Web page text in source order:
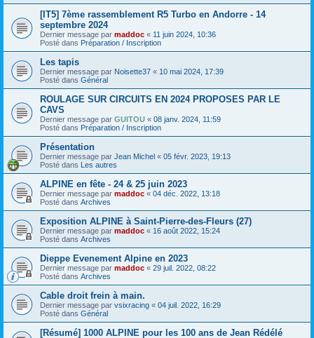
[IT5] 7ème rassemblement R5 Turbo en Andorre - 14
septembre 2024
Dernier message par maddoc « 11 juin 2024, 10:36
Posté dans Préparation / Inscription
Les tapis
Dernier message par Noisette37 « 10 mai 2024, 17:39
Posté dans Général
ROULAGE SUR CIRCUITS EN 2024 PROPOSES PAR LE
CAVS
Dernier message par GUITOU « 08 janv. 2024, 11:59
Posté dans Préparation / Inscription
Présentation
Dernier message par Jean Michel « 05 févr. 2023, 19:13
Posté dans Les autres
ALPINE en fête - 24 & 25 juin 2023
Dernier message par maddoc « 04 déc. 2022, 13:18
Posté dans Archives
Exposition ALPINE à Saint-Pierre-des-Fleurs (27)
Dernier message par maddoc « 16 août 2022, 15:24
Posté dans Archives
Dieppe Evenement Alpine en 2023
Dernier message par maddoc « 29 juil. 2022, 08:22
Posté dans Archives
Cable droit frein à main.
Dernier message par vsixracing « 04 juil. 2022, 16:29
Posté dans Général
[Résumé] 1000 ALPINE pour les 100 ans de Jean Rédélé